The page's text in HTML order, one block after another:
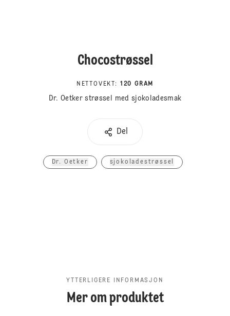
Chocostrøssel
NETTOVEKT : 120 GRAM
Dr. Oetker strøssel med sjokoladesmak
Del
Dr. Oetker sjokoladestrøssel
YTTERLIGERE INFORMASJON
Mer om produktet